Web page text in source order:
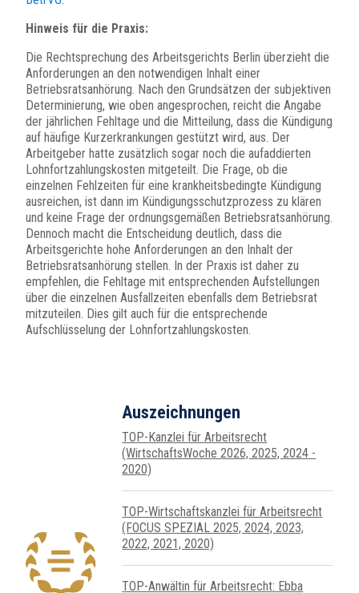
Hinweis für die Praxis:
Die Rechtsprechung des Arbeitsgerichts Berlin überzieht die
Anforderungen an den notwendigen Inhalt einer
Betriebsratsanhörung. Nach den Grundsätzen der subjektiven
Determinierung, wie oben angesprochen, reicht die Angabe
der jährlichen Fehltage und die Mitteilung, dass die Kündigung
auf häufige Kurzerkrankungen gestützt wird, aus. Der
Arbeitgeber hatte zusätzlich sogar noch die aufaddierten
Lohnfortzahlungskosten mitgeteilt. Die Frage, ob die
einzelnen Fehlzeiten für eine krankheitsbedingte Kündigung
ausreichen, ist dann im Kündigungsschutzprozess zu klären
und keine Frage der ordnungsgemäßen Betriebsratsanhörung.
Dennoch macht die Entscheidung deutlich, dass die
Arbeitsgerichte hohe Anforderungen an den Inhalt der
Betriebsratsanhörung stellen. In der Praxis ist daher zu
empfehlen, die Fehltage mit entsprechenden Aufstellungen
über die einzelnen Ausfallzeiten ebenfalls dem Betriebsrat
mitzuteilen. Dies gilt auch für die entsprechende
Aufschlüsselung der Lohnfortzahlungskosten.
Auszeichnungen
TOP-Kanzlei für Arbeitsrecht
(WirtschaftsWoche 2026, 2025, 2024 -
2020)
TOP-Wirtschafts­kanzlei für Arbeits­recht
(FOCUS SPEZIAL 2025, 2024, 2023,
2022, 2021, 2020)
TOP-Anwältin für Arbeitsrecht: Ebba